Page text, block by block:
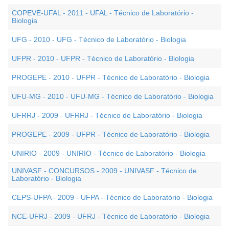
COPEVE-UFAL - 2011 - UFAL - Técnico de Laboratório -
Biologia
UFG - 2010 - UFG - Técnico de Laboratório - Biologia
UFPR - 2010 - UFPR - Técnico de Laboratório - Biologia
PROGEPE - 2010 - UFPR - Técnico de Laboratório - Biologia
UFU-MG - 2010 - UFU-MG - Técnico de Laboratório - Biologia
UFRRJ - 2009 - UFRRJ - Técnico de Laboratório - Biologia
PROGEPE - 2009 - UFPR - Técnico de Laboratório - Biologia
UNIRIO - 2009 - UNIRIO - Técnico de Laboratório - Biologia
UNIVASF - CONCURSOS - 2009 - UNIVASF - Técnico de
Laboratório - Biologia
CEPS-UFPA - 2009 - UFPA - Técnico de Laboratório - Biologia
NCE-UFRJ - 2009 - UFRJ - Técnico de Laboratório - Biologia